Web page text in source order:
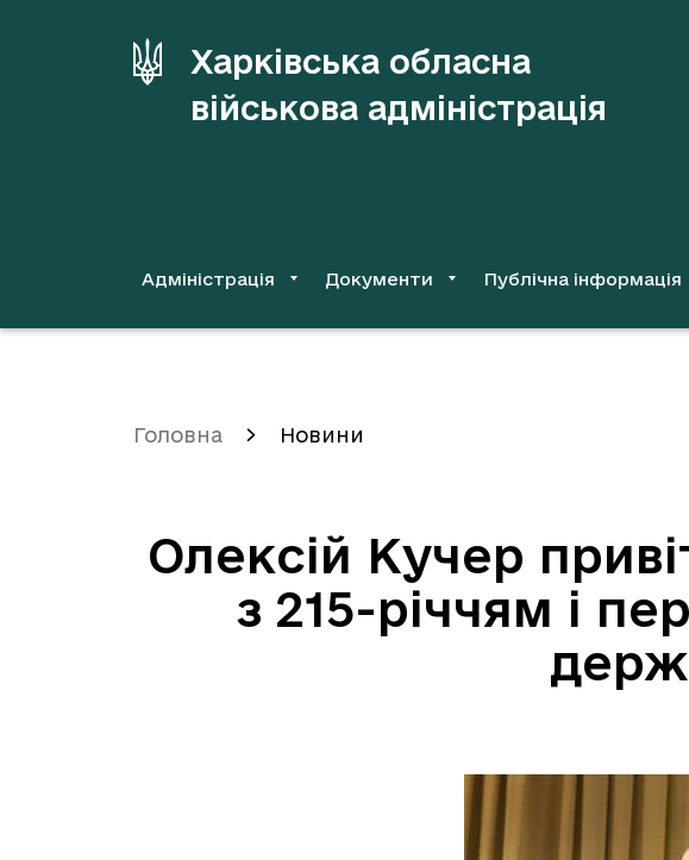
Харківська обласна
військова адміністрація
Адміністрація Документи Публічна інформація
Головна Новини
Олексій Кучер
з 215-річчям і